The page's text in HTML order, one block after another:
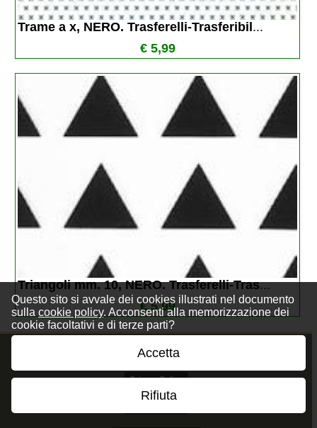
Questo sito si avvale dei cookies illustrati nel documento
sulla cookie policy. Acconsenti alla memorizzazione dei
cookie facoltativi e di terze parti?
Accetta
Rifiuta
Trame a x, NERO. Trasferelli-Trasferibil ...
€ 5,99
Triangoli mm. 10, NERO. Trasferelli-Tras...
€ 5,99
Privacy Policy